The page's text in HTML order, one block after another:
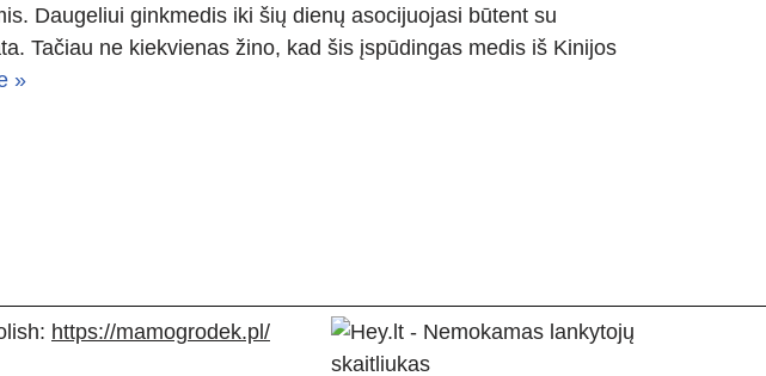
Daugeliui ginkmedis iki šių dienų asocijuojasi būtent su
Tačiau ne kiekvienas žino, kad šis įspūdingas medis iš Kinijos
»
https://mamogrodek.pl/